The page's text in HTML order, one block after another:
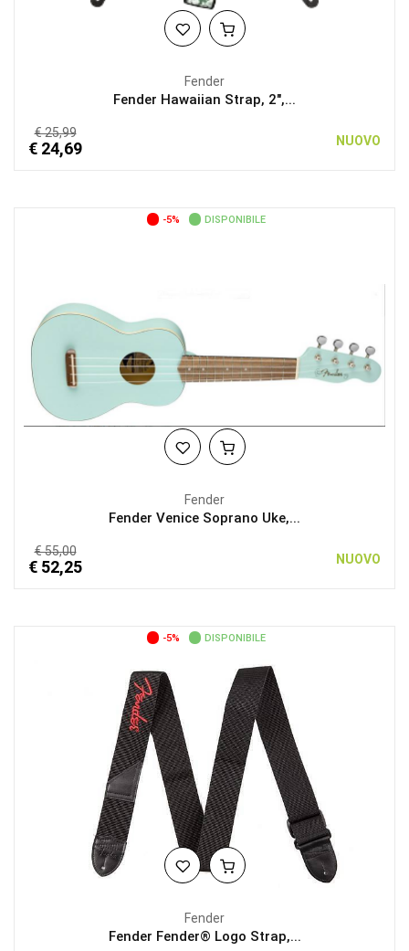
Fender
Fender Hawaiian Strap, 2",...
€ 25,99
€ 24,69 NUOVO
-5% DISPONIBILE
Fender
Fender Venice Soprano Uke,...
€ 55,00
€ 52,25 NUOVO
-5% DISPONIBILE
Fender
Fender Fender® Logo Strap,...